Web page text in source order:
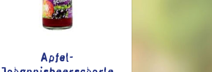
Apfel-